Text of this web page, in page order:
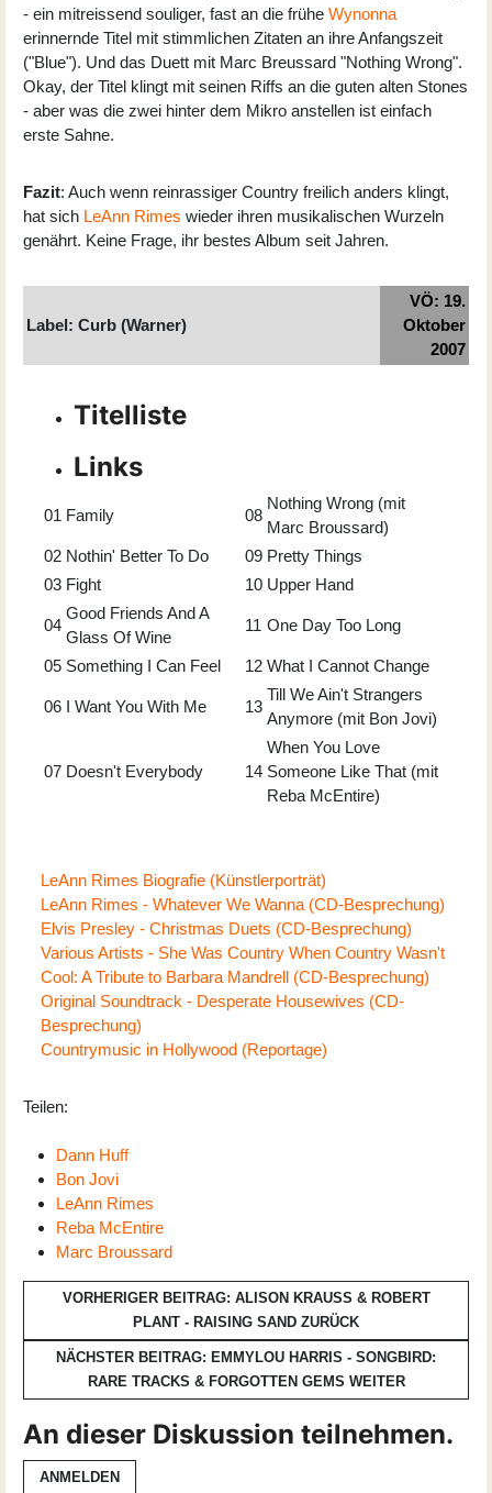
- ein mitreissend souliger, fast an die frühe Wynonna
erinnernde Titel mit stimmlichen Zitaten an ihre Anfangszeit
("Blue"). Und das Duett mit Marc Breussard "Nothing Wrong".
Okay, der Titel klingt mit seinen Riffs an die guten alten Stones
- aber was die zwei hinter dem Mikro anstellen ist einfach
erste Sahne.
Fazit: Auch wenn reinrassiger Country freilich anders klingt,
hat sich LeAnn Rimes wieder ihren musikalischen Wurzeln
genährt. Keine Frage, ihr bestes Album seit Jahren.
Label: Curb (Warner)
VÖ: 19.
Oktober
2007
Titelliste
Links
01 Family 08
Nothing Wrong (mit
Marc Broussard)
02 Nothin' Better To Do 09 Pretty Things
03 Fight 10 Upper Hand
04
Good Friends And A
Glass Of Wine
11 One Day Too Long
05 Something I Can Feel 12 What I Cannot Change
06 I Want You With Me 13
Till We Ain't Strangers
Anymore (mit Bon Jovi)
07 Doesn't Everybody 14
When You Love
Someone Like That (mit
Reba McEntire)
LeAnn Rimes Biografie (Künstlerporträt)
LeAnn Rimes - Whatever We Wanna (CD-Besprechung)
Elvis Presley - Christmas Duets (CD-Besprechung)
Various Artists - She Was Country When Country Wasn't
Cool: A Tribute to Barbara Mandrell (CD-Besprechung)
Original Soundtrack - Desperate Housewives (CD-
Besprechung)
Countrymusic in Hollywood (Reportage)
Teilen:
Dann Huff
Bon Jovi
LeAnn Rimes
Reba McEntire
Marc Broussard
VORHERIGER BEITRAG: ALISON KRAUSS & ROBERT
PLANT - RAISING SAND ZURÜCK
NÄCHSTER BEITRAG: EMMYLOU HARRIS - SONGBIRD:
RARE TRACKS & FORGOTTEN GEMS WEITER
An dieser Diskussion teilnehmen.
ANMELDEN